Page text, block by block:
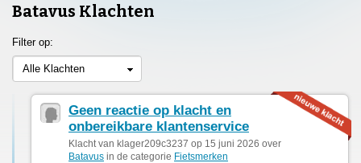
Batavus Klachten
Filter op:
Alle Klachten
Geen reactie op klacht en
onbereikbare klantenservice
Klacht van klager209c3237 op 15 juni 2026 over
Batavus in de categorie Fietsmerken